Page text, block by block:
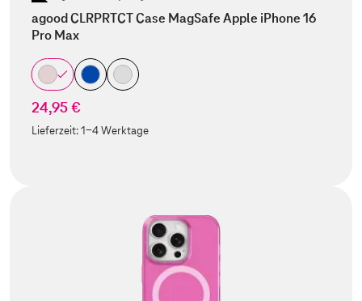
agood CLRPRTCT Case MagSafe Apple iPhone 16
Pro Max
24,95 €
Lieferzeit:1-4 Werktage